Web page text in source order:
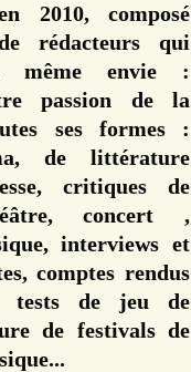
2010, composé
rédacteurs qui
envie :
passion de la
ses formes :
de littérature
critiques de
concert ,
interviews et
comptes rendus
tests de jeu de
de festivals de